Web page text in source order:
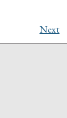
Next